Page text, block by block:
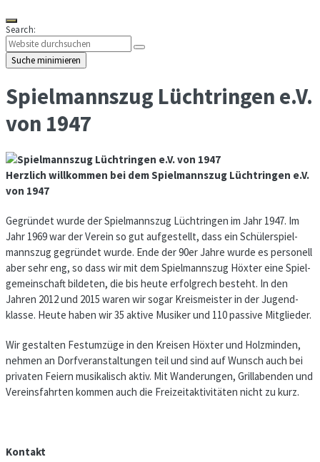
Search:
Suche minimieren
Spielmannszug Lüchtringen e.V.
von 1947
Herzlich willkommen bei dem Spiel­manns­zug Lüchtringen e.V.
von 1947
Gegründet wurde der Spiel­manns­zug Lüch­trin­gen im Jahr 1947. Im
Jahr 1969 war der Verein so gut aufgestellt, dass ein Schüler­spiel­
manns­zug gegrün­det wurde. Ende der 90er Jahre wurde es personell
aber sehr eng, so dass wir mit dem Spiel­mannszug Höxter eine Spiel­
ge­mein­schaft bildeten, die bis heute erfolgrech besteht. In den
Jahren 2012 und 2015 waren wir sogar Kreismeister in der Jugend­
klasse. Heute haben wir 35 aktive Musiker und 110 passive Mit­glieder.
Wir gestalten Festumzüge in den Kreisen Höxter und Holzminden,
nehmen an Dorf­ver­anstal­tun­gen teil und sind auf Wunsch auch bei
pri­vaten Feiern musikalisch aktiv. Mit Wan­de­rungen, Grill­abenden und
Vereins­fahrten kommen auch die Frei­zeit­aktivitäten nicht zu kurz.
Kontakt